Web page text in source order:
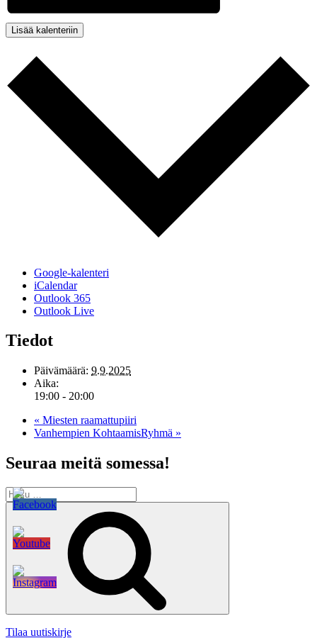
Lisää kalenteriin
Google-kalenteri
iCalendar
Outlook 365
Outlook Live
Tiedot
Päivämäärä: 9.9.2025
Aika:
19:00 - 20:00
« Miesten raamattupiiri
Vanhempien KohtaamisRyhmä »
Seuraa meitä somessa!
Etsi:
Tilaa uutiskirje